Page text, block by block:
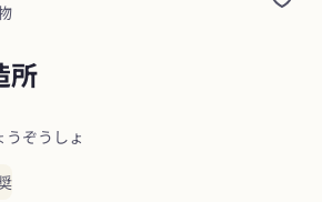
所
ぞうしょ